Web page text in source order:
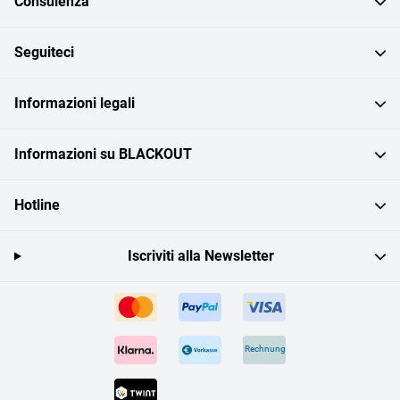
Seguiteci
Informazioni legali
Informazioni su BLACKOUT
Hotline
Rechnung
Iscriviti alla Newsletter